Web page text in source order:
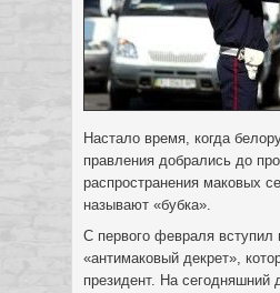
Настало время, когда
правления добрались до
распространения маковых
называют «бубка».
С первого февраля вступил
«антимаковый декрет»,
президент. На сегодняшний